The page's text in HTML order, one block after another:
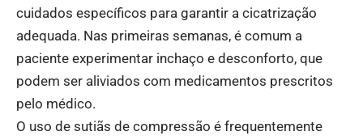
cuidados específicos para garantir a cicatrização
adequada. Nas primeiras semanas, é comum a
paciente experimentar inchaço e desconforto, que
podem ser aliviados com medicamentos prescritos
pelo médico.
O uso de sutiãs de compressão é frequentemente